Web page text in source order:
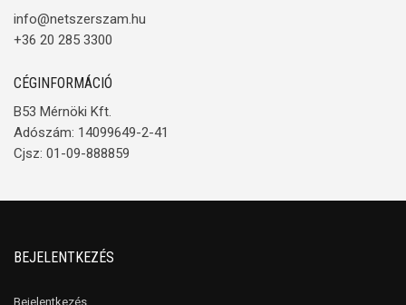
info@netszerszam.hu
+36 20 285 3300
CÉGINFORMÁCIÓ
B53 Mérnöki Kft.
Adószám: 14099649-2-41
Cjsz: 01-09-888859
BEJELENTKEZÉS
Bejelentkezés